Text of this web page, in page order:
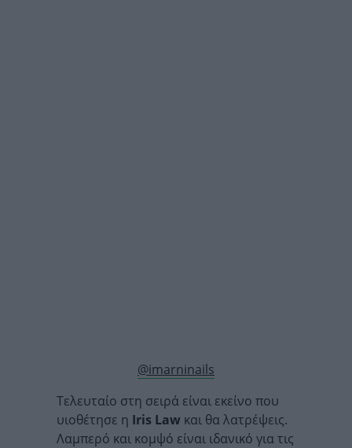
@imarninails
Τελευταίο στη σειρά είναι εκείνο που
υιοθέτησε η Iris Law και θα λατρέψεις.
Λαμπερό και κομψό είναι ιδανικό για τις